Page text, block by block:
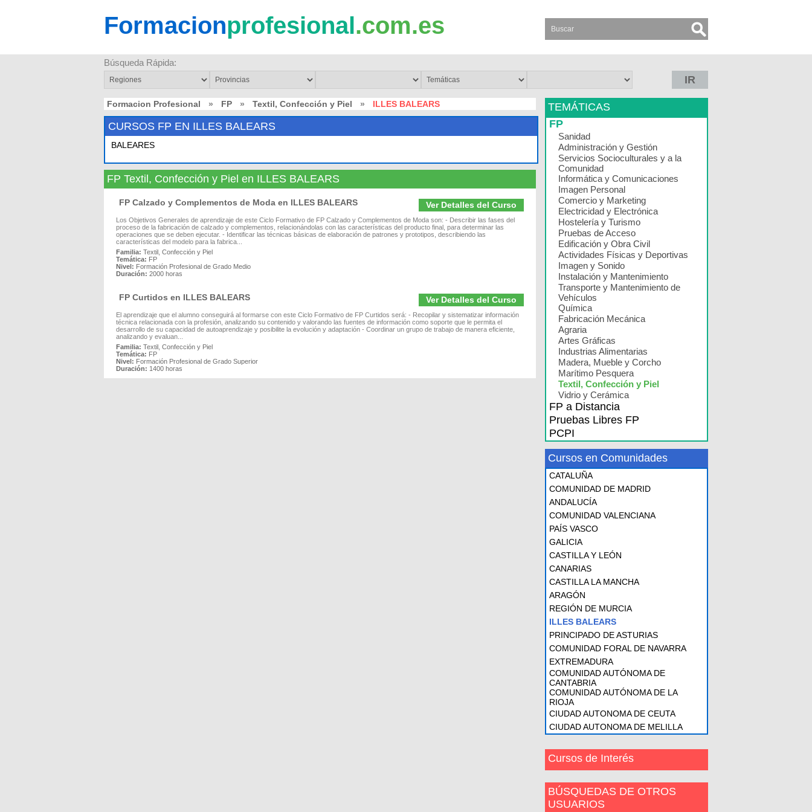
Formacionprofesional.com.es
Búsqueda Rápida:
IR
Formacion Profesional » FP » Textil, Confección y Piel » ILLES BALEARS
CURSOS FP EN ILLES BALEARS
BALEARES
FP Textil, Confección y Piel en ILLES BALEARS
Ver Detalles del Curso
FP Calzado y Complementos de Moda en ILLES BALEARS
Los Objetivos Generales de aprendizaje de este Ciclo Formativo de FP Calzado y Complementos de Moda son: - Describir las fases del
proceso de la fabricación de calzado y complementos, relacionándolas con las características del producto final, para determinar las
operaciones que se deben ejecutar. - Identificar las técnicas básicas de elaboración de patrones y prototipos, describiendo las
características del modelo para la fabrica...
Familia: Textil, Confección y Piel
Temática: FP
Nivel: Formación Profesional de Grado Medio
Duración: 2000 horas
Ver Detalles del Curso
FP Curtidos en ILLES BALEARS
El aprendizaje que el alumno conseguirá al formarse con este Ciclo Formativo de FP Curtidos será: - Recopilar y sistematizar información
técnica relacionada con la profesión, analizando su contenido y valorando las fuentes de información como soporte que le permita el
desarrollo de su capacidad de autoaprendizaje y posibilite la evolución y adaptación - Coordinar un grupo de trabajo de manera eficiente,
analizando y evaluan...
Familia: Textil, Confección y Piel
Temática: FP
Nivel: Formación Profesional de Grado Superior
Duración: 1400 horas
TEMÁTICAS
FP
Sanidad
Administración y Gestión
Servicios Socioculturales y a la
Comunidad
Informática y Comunicaciones
Imagen Personal
Comercio y Marketing
Electricidad y Electrónica
Hostelería y Turismo
Pruebas de Acceso
Edificación y Obra Civil
Actividades Físicas y Deportivas
Imagen y Sonido
Instalación y Mantenimiento
Transporte y Mantenimiento de
Vehículos
Química
Fabricación Mecánica
Agraria
Artes Gráficas
Industrias Alimentarias
Madera, Mueble y Corcho
Marítimo Pesquera
Textil, Confección y Piel
Vidrio y Cerámica
FP a Distancia
Pruebas Libres FP
PCPI
Cursos en Comunidades
CATALUÑA
COMUNIDAD DE MADRID
ANDALUCÍA
COMUNIDAD VALENCIANA
PAÍS VASCO
GALICIA
CASTILLA Y LEÓN
CANARIAS
CASTILLA LA MANCHA
ARAGÓN
REGIÓN DE MURCIA
ILLES BALEARS
PRINCIPADO DE ASTURIAS
COMUNIDAD FORAL DE NAVARRA
EXTREMADURA
COMUNIDAD AUTÓNOMA DE
CANTABRIA
COMUNIDAD AUTÓNOMA DE LA
RIOJA
CIUDAD AUTONOMA DE CEUTA
CIUDAD AUTONOMA DE MELILLA
Cursos de Interés
BÚSQUEDAS DE OTROS
USUARIOS